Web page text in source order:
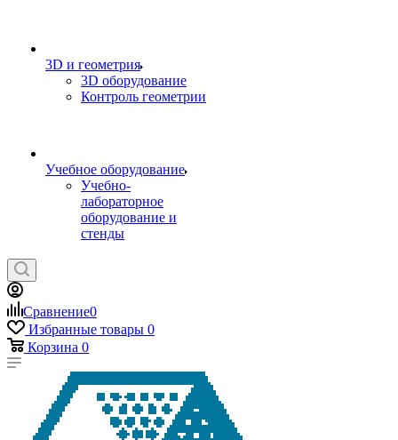
3D и геометрия
3D оборудование
Контроль геометрии
Учебное оборудование
Учебно-
лабораторное
оборудование и
стенды
Сравнение0
Избранные товары 0
Корзина 0